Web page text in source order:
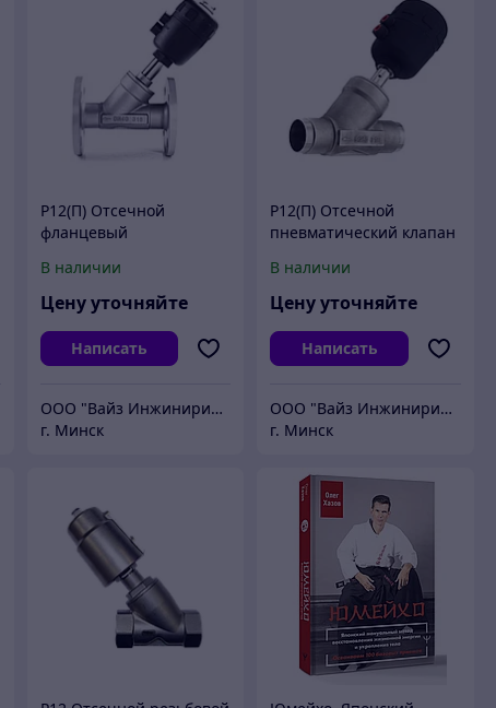
Р12(П) Отсечной
фланцевый
В наличии
Цену уточняйте
Написать
ООО "Вайз Инжиниринг"
г. Минск
Р12(П) Отсечной
пневматический клапан
В наличии
Цену уточняйте
Написать
ООО "Вайз Инжиниринг"
г. Минск